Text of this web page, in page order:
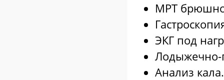
МРТ
ЭКГ под
Лодыжечно-
Анализ кала.